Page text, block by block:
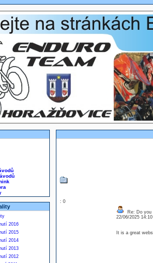
2016
2015
2014
2013
2012
: 0
Re: Do you
22/06/2025
It is a great